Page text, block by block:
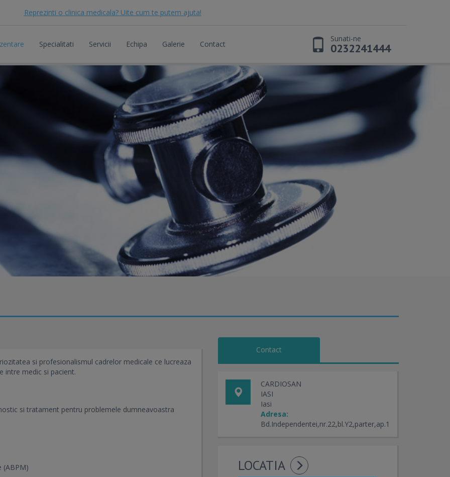
Reprezinti o clinica medicala? Uite cum te putem ajuta!
Specialitati Servicii Echipa Galerie Contact
Sunati-ne
0232241444
si profesionalismul cadrelor medicale ce lucreaza
intre medic si pacient.
si tratament pentru problemele dumneavoastra
(ABPM)
Contact
CARDIOSAN
IASI
Iasi
Adresa:
Bd.Independentei,nr.22,bl.Y2,parter,ap.1
LOCATIA